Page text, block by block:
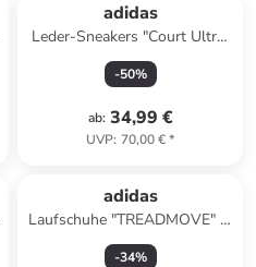
adidas
Leder-Sneakers "Court Ultra"
in Weiß
-50%
ab: 34,99 €
UVP: 70,00 €*
adidas
Laufschuhe "TREADMOVE" in
Weiß/ Schwarz
-34%